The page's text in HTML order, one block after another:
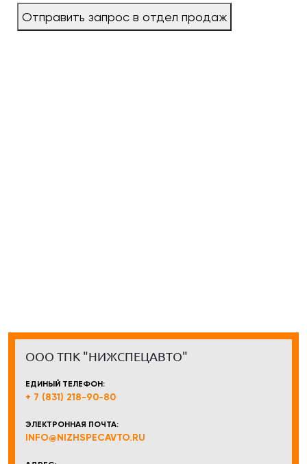
Отправить запрос в отдел продаж
ООО ТПК "НИЖСПЕЦАВТО"
ЕДИНЫЙ ТЕЛЕФОН:
+ 7 (831) 218-90-80
ЭЛЕКТРОННАЯ ПОЧТА:
INFO@NIZHSPECAVTO.RU